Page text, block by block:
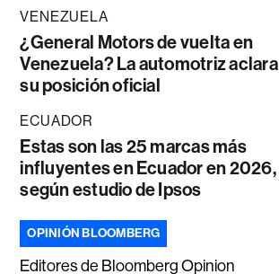
VENEZUELA
¿General Motors de vuelta en
Venezuela? La automotriz aclara
su posición oficial
ECUADOR
Estas son las 25 marcas más
influyentes en Ecuador en 2026,
según estudio de Ipsos
OPINIÓN BLOOMBERG
Editores de Bloomberg Opinion